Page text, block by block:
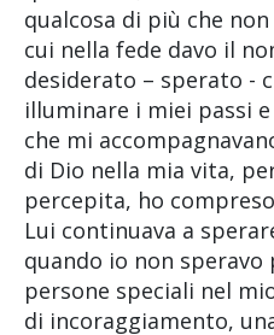
qualcosa di più che
cui nella fede davo il
desiderato – sperato -
illuminare i miei passi
che mi
di Dio nella mia vita,
percepita, ho
Lui continuava a
quando io non
persone speciali nel
di incoraggiamento,